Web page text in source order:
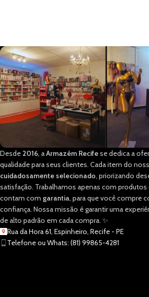
Desde 2016, aArmazém Recifese dedica a
qualidade para seus clientes. Cada item do
cuidadosamente selecionado, priorizando
satisfação. Trabalhamos apenas com
contam com garantia, para que você compre
confiança. Nossa missão é garantir uma
de alto padrão em cada compra. ✨
Rua da Hora 61, Espinheiro, Recife - PE
Telefone ou Whats: (81) 99865-4281